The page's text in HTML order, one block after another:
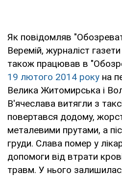
Як повідомляв
Веремій, журналіст
також працював в
19 лютого 2014 року на
Велика Житомирська і
В'ячеслава витягли з
повертався додому,
металевими прутами, а
груди. Слава помер у
допомоги від втрати
травм. У нього